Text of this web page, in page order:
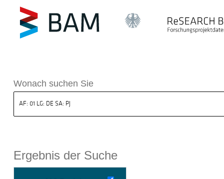
BAM
Wonach suchen Sie
Ergebnis der Suche